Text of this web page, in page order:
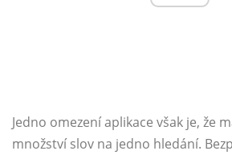
Jedno omezení aplikace však je, že
množství slov na jedno hledání.